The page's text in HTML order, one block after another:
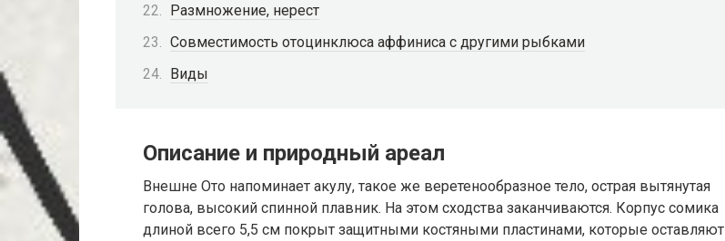
Размножение, нерест
Совместимость отоцинклюса аффиниса с другими рыбками
Виды
Описание и природный ареал
Внешне Ото напоминает акулу, такое же веретенообразное тело, острая вытянутая
голова, высокий спинной плавник. На этом сходства заканчиваются. Корпус сомика
длиной всего 5,5 см покрыт защитными костяными пластинами, которые оставляют